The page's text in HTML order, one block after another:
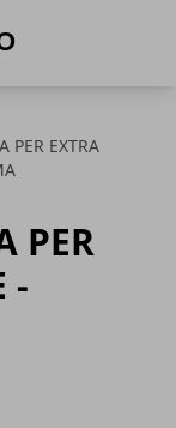
PER EXTRA
PER
-